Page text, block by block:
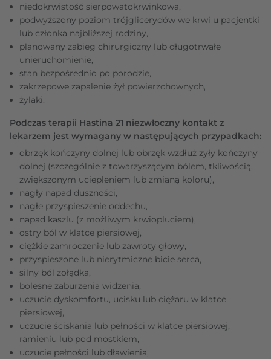
niedokrwistość sierpowatokrwinkowa,
podwyższony poziom trójglicerydów we krwi u pacjentki
lub członka najbliższej rodziny,
planowany zabieg chirurgiczny lub długotrwałe
unieruchomienie,
stan bezpośrednio po porodzie,
zakrzepowe zapalenie żył powierzchownych,
żylaki.
Podczas terapii Hastina 21 niezwłoczny kontakt z
lekarzem jest wymagany w następujących przypadkach:
obrzęk kończyny dolnej lub obrzęk wzdłuż żyły kończyny
dolnej (szczególnie z towarzyszącym bólem, tkliwością,
zwiększonym uciepleniem lub zmianą koloru),
nagły napad duszności,
nagłe przyspieszenie oddechu,
napad kaszlu (z możliwym krwiopluciem),
ostry ból w klatce piersiowej,
ciężkie zamroczenie lub zawroty głowy,
przyspieszone lub nierytmiczne bicie serca,
silny ból żołądka,
bolesne zaburzenia widzenia,
uczucie dyskomfortu, ucisku lub ciężaru w klatce
piersiowej,
uczucie ściskania lub pełności w klatce piersiowej,
ramieniu lub pod mostkiem,
uczucie pełności lub dławienia,